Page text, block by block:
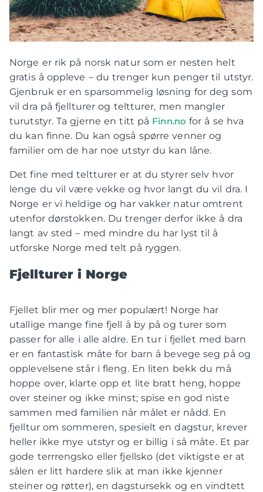
Norge er rik på norsk natur som er nesten helt
gratis å oppleve – du trenger kun penger til utstyr.
Gjenbruk er en sparsommelig løsning for deg som
vil dra på fjellturer og teltturer, men mangler
turutstyr. Ta gjerne en titt på Finn.no for å se hva
du kan finne. Du kan også spørre venner og
familier om de har noe utstyr du kan låne.
Det fine med teltturer er at du styrer selv hvor
lenge du vil være vekke og hvor langt du vil dra. I
Norge er vi heldige og har vakker natur omtrent
utenfor dørstokken. Du trenger derfor ikke å dra
langt av sted – med mindre du har lyst til å
utforske Norge med telt på ryggen.
Fjellturer i Norge
Fjellet blir mer og mer populært! Norge har
utallige mange fine fjell å by på og turer som
passer for alle i alle aldre. En tur i fjellet med barn
er en fantastisk måte for barn å bevege seg på og
opplevelsene står i fleng. En liten bekk du må
hoppe over, klarte opp et lite bratt heng, hoppe
over steiner og ikke minst; spise en god niste
sammen med familien når målet er nådd. En
fjelltur om sommeren, spesielt en dagstur, krever
heller ikke mye utstyr og er billig i så måte. Et par
gode terrrengsko eller fjellsko (det viktigste er at
sålen er litt hardere slik at man ikke kjenner
steiner og røtter), en dagstursekk og en vindtett